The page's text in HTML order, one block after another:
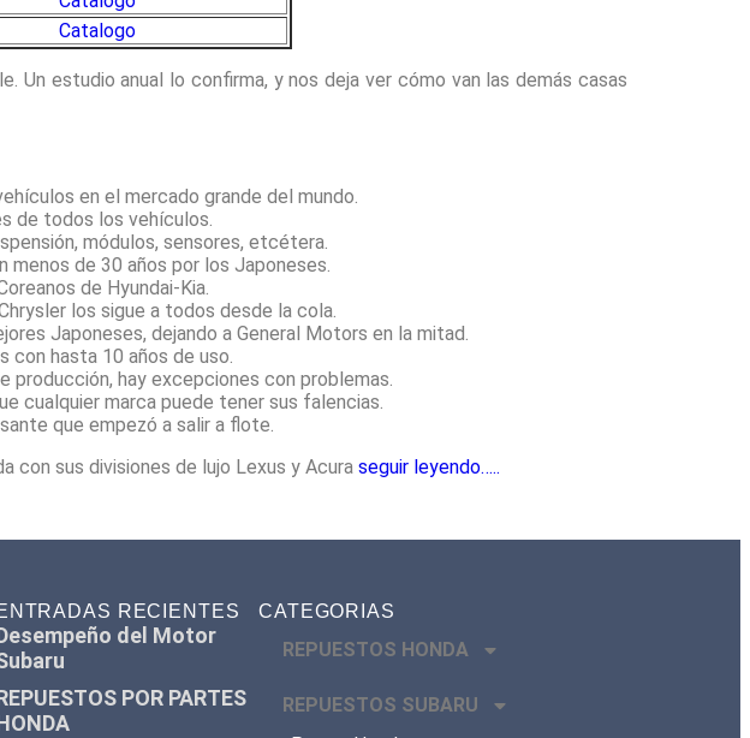
Catalogo
estudio anual lo confirma, y nos deja ver cómo van las demás casas
en el mercado grande del mundo.
de todos los vehículos.
módulos, sensores, etcétera.
menos de 30 años por los Japoneses.
de Hyundai-Kia.
los sigue a todos desde la cola.
Japoneses, dejando a General Motors en la mitad.
con hasta 10 años de uso.
producción, hay excepciones con problemas.
cualquier marca puede tener sus falencias.
que empezó a salir a flote.
con sus divisiones de lujo Lexus y Acura seguir leyendo…..
RECIENTES
del Motor
POR PARTES
CATEGORIAS
REPUESTOS HONDA
REPUESTOS SUBARU